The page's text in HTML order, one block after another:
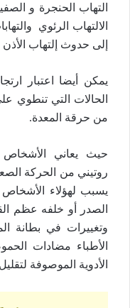
التهاب الحنجرة و
الالتهاب الرئوي
إلى حدوث إلتهاب
يمكن أيضا اعتبار
الحالات التي تنطوي
من حرقة المعدة.
حيث يعاني الأشخاص
روتيني من الحركة
يسبب لهؤلاء
الصدر أو خلفه عظم
وتغييرات في
الأطباء مضادات
الأدوية الموصوفة